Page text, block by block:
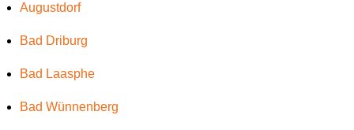
Augustdorf
Bad Driburg
Bad Laasphe
Bad Wünnenberg